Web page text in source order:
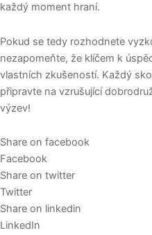
každý moment hraní.
Pokud se tedy rozhodnete
nezapomeňte, že klíčem k
vlastních zkušeností. Každý
připravte na vzrušující
výzev!
Share on facebook
Facebook
Share on twitter
Twitter
Share on linkedin
LinkedIn